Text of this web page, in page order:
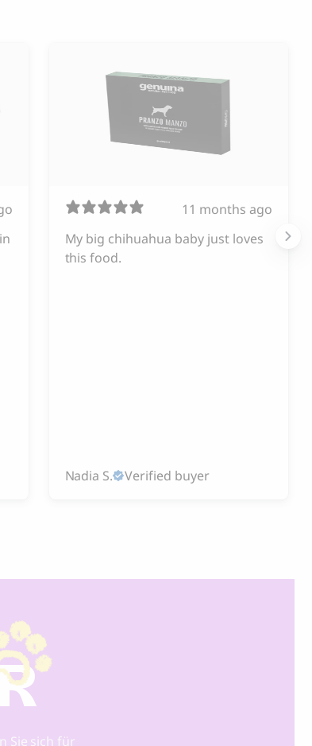
11 months ago
My big chihuahua baby just loves
this food.
Nadia S. Verified buyer
Sie sich für